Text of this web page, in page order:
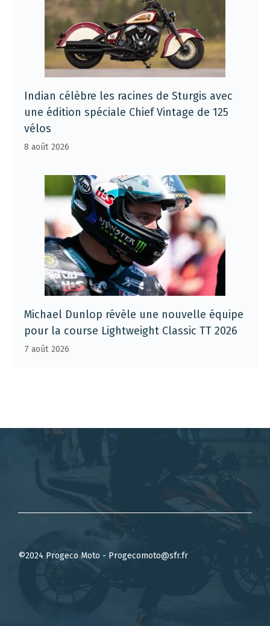
Indian célèbre les racines de Sturgis avec
une édition spéciale Chief Vintage de 125
vélos
8 août 2026
Michael Dunlop révèle une nouvelle équipe
pour la course Lightweight Classic TT 2026
7 août 2026
©2024 Progeco Moto - Progecomoto@sfr.fr